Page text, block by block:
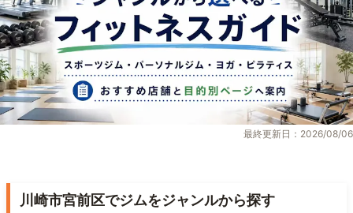
最終更新日：2026/08/06
川崎市宮前区でジムをジャンルから探す